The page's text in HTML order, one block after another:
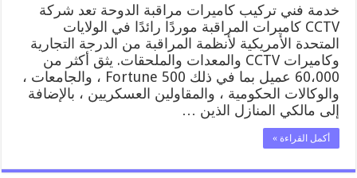
خدمة فني تركيب كاميرات مراقبة الدوحة تعد شركة
CCTV كاميرات المراقبة موردًا رائدًا في الولايات
المتحدة الأمريكية لأنظمة المراقبة من الدرجة التجارية
وكاميرات CCTV والمعدات والملحقات. يثق أكثر من
60،000 عميل بما في ذلك Fortune 500 ، والجامعات ،
والوكالات الحكومية ، والمقاولين العسكريين ، بالإضافة
إلى مالكي المنازل الذين …
أكمل القراءة »